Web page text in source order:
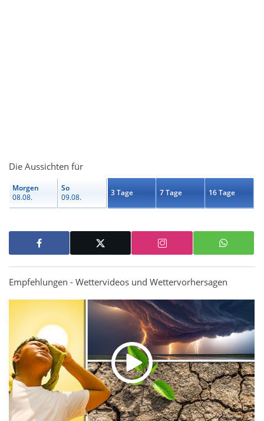
Die Aussichten für
Morgen
08.08.
So
09.08.
3 Tage 7 Tage 16 Tage
Empfehlungen - Wettervideos und Wettervorhersagen